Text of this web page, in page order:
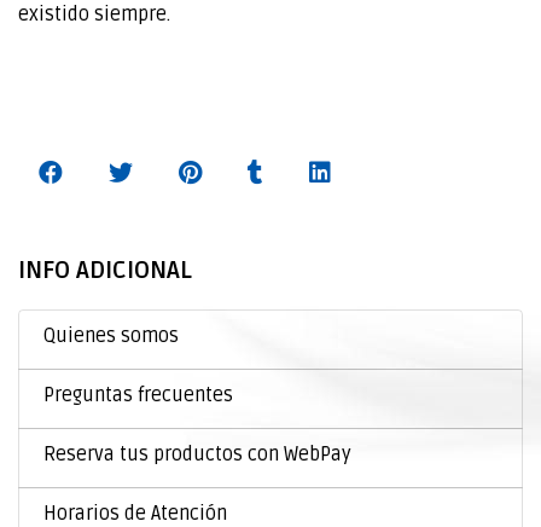
existido siempre.
INFO ADICIONAL
Quienes somos
Preguntas frecuentes
Reserva tus productos con WebPay
Horarios de Atención